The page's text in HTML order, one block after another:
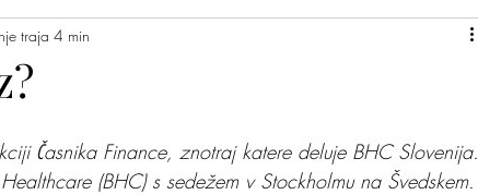
otrok
traja 4 min
Časnika Finance, znotraj katere deluje BHC Slovenija.
(BHC) s sedežem v Stockholmu na Švedskem.